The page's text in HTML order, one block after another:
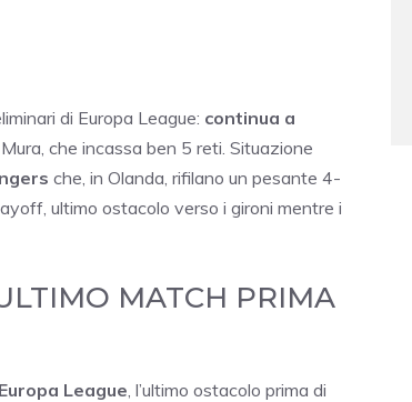
di Europa League: continua a
che incassa ben 5 reti. Situazione
che, in Olanda, rifilano un pesante 4-
ultimo ostacolo verso i gironi mentre i
MATCH PRIMA
League, l’ultimo ostacolo prima di